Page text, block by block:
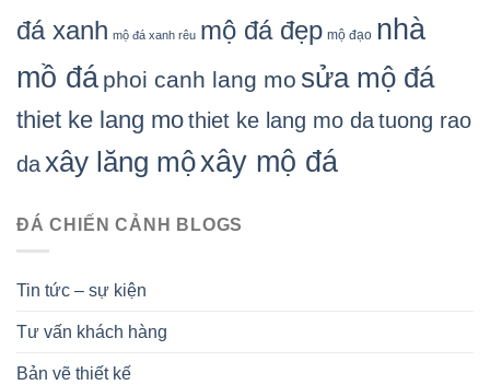
đá xanh mộ đá xanh rêu mộ đá đẹp mộ đạo nhà
mồ đá phoi canh lang mo sửa mộ đá
thiet ke lang mothiet ke lang mo datuong rao
daxây lăng mộxây mộ đá
ĐÁ CHIẾN CẢNH BLOGS
Tin tức – sự kiện
Tư vấn khách hàng
Bản vẽ thiết kế